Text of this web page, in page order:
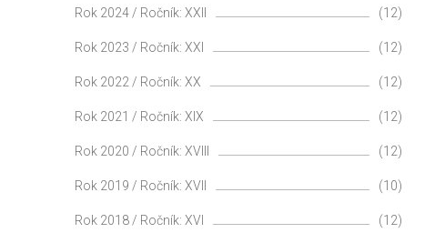
Rok 2024 / Ročník: XXII (12)
Rok 2023 / Ročník: XXI (12)
Rok 2022 / Ročník: XX (12)
Rok 2021 / Ročník: XIX (12)
Rok 2020 / Ročník: XVIII (12)
Rok 2019 / Ročník: XVII (10)
Rok 2018 / Ročník: XVI (12)